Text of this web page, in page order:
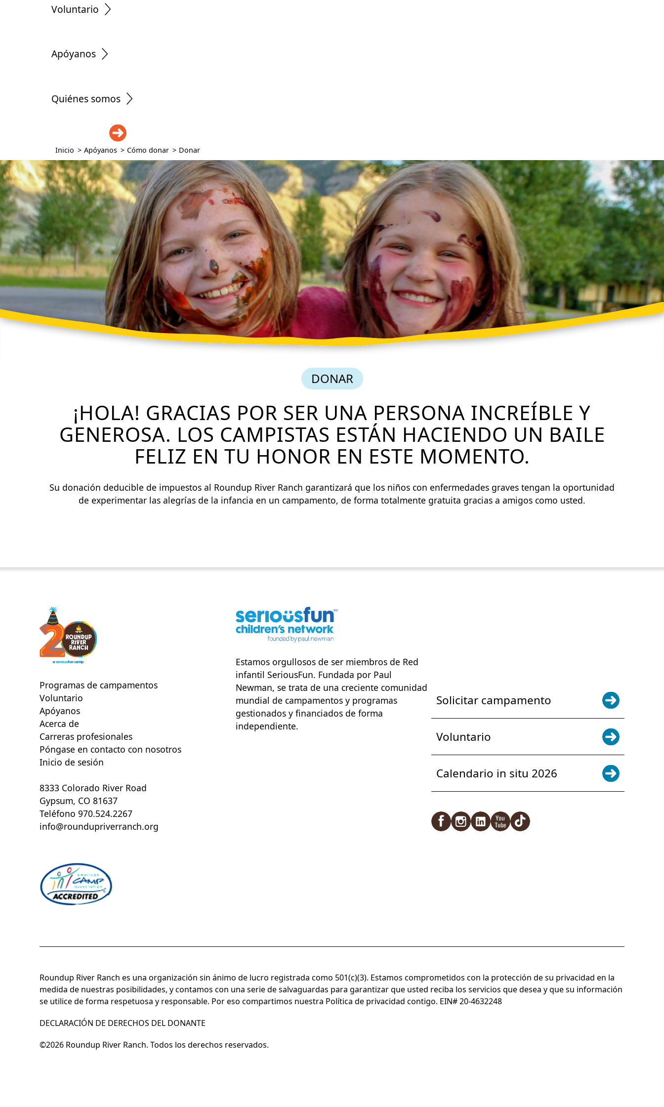
Voluntario
Apóyanos
Quiénes somos
Inicio > Apóyanos > Cómo donar > Donar
DONAR
¡HOLA! GRACIAS POR SER UNA PERSONA INCREÍBLE Y
GENEROSA. LOS CAMPISTAS ESTÁN HACIENDO UN BAILE
FELIZ EN TU HONOR EN ESTE MOMENTO.
Su donación deducible de impuestos al Roundup River Ranch garantizará que los niños con enfermedades graves tengan la oportunidad
de experimentar las alegrías de la infancia en un campamento, de forma totalmente gratuita gracias a amigos como usted.
Programas de campamentos
Voluntario
Apóyanos
Acerca de
Carreras profesionales
Póngase en contacto con nosotros
Inicio de sesión
8333 Colorado River Road
Gypsum, CO 81637
Teléfono 970.524.2267
info@roundupriverranch.org
Estamos orgullosos de ser miembros de Red
infantil SeriousFun. Fundada por Paul
Newman, se trata de una creciente comunidad
mundial de campamentos y programas
gestionados y financiados de forma
independiente.
Solicitar campamento
Voluntario
Calendario in situ 2026
Roundup River Ranch es una organización sin ánimo de lucro registrada como 501(c)(3). Estamos comprometidos con la protección de su privacidad en la
medida de nuestras posibilidades, y contamos con una serie de salvaguardas para garantizar que usted reciba los servicios que desea y que su información
se utilice de forma respetuosa y responsable. Por eso compartimos nuestra Política de privacidad contigo. EIN# 20-4632248
DECLARACIÓN DE DERECHOS DEL DONANTE
©2026 Roundup River Ranch. Todos los derechos reservados.